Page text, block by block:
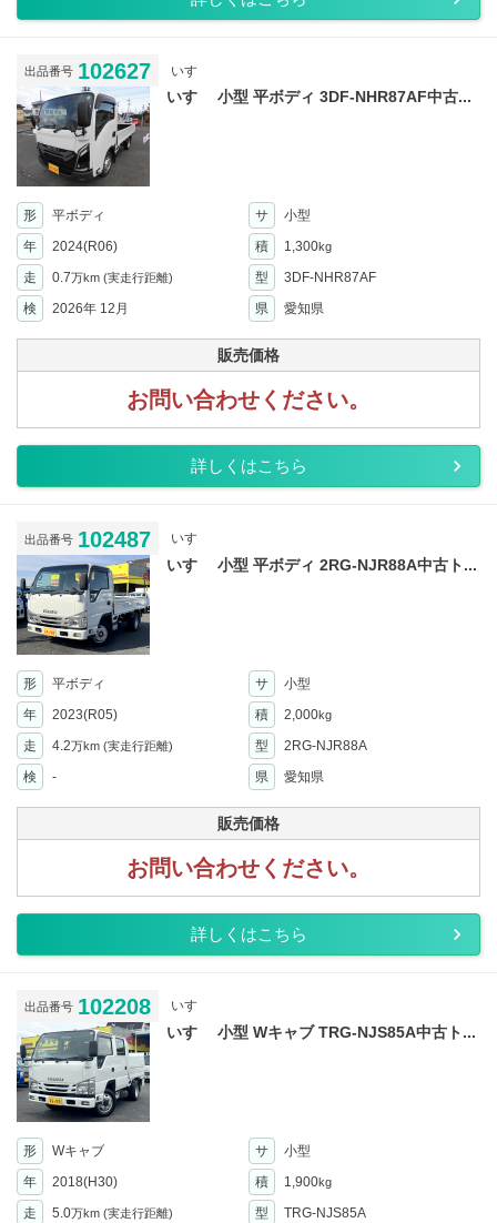
出品番号 102627 いすゞ
いすゞ 小型 平ボディ 3DF-NHR87AF中古...
形 平ボディ サ
小型
年
2024(R06) 積 1,300kg
走 0.7万km (実走行距離) 型
3DF-NHR87AF
検
2026年 12月 県 愛知県
販売価格
お問い合わせください。
詳しくはこちら
出品番号 102487 いすゞ
いすゞ 小型 平ボディ 2RG-NJR88A中古ト...
形 平ボディ サ
小型
年
2023(R05) 積 2,000kg
走 4.2万km (実走行距離) 型
2RG-NJR88A
検
- 県 愛知県
販売価格
お問い合わせください。
詳しくはこちら
出品番号 102208 いすゞ
いすゞ 小型 Wキャブ TRG-NJS85A中古ト...
形 Wキャブ サ
小型
年
2018(H30) 積 1,900kg
走 5.0万km (実走行距離) 型
TRG-NJS85A